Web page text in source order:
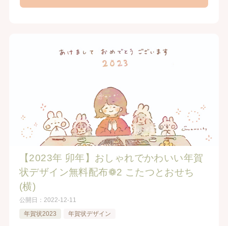
【2023年 卯年】おしゃれでかわいい年賀
状デザイン無料配布❁2 こたつとおせち
(横)
公開日： 2022-12-11
年賀状2023
年賀状デザイン